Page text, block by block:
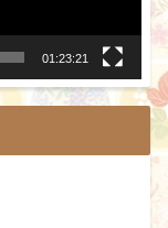
01:23:21